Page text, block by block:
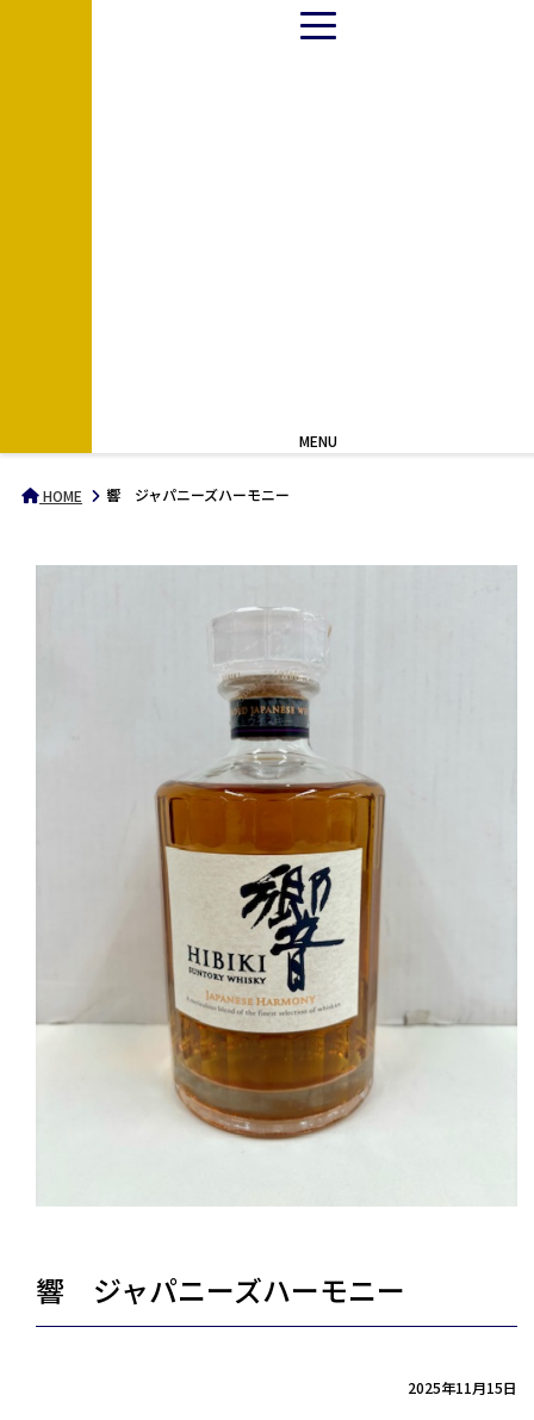
MENU
HOME 響 ジャパニーズハーモニー
響 ジャパニーズハーモニー
2025年11月15日